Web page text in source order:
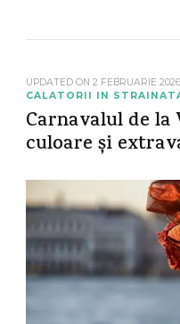
UPDATED ON 2 FEBRUARIE 2026
CALATORII IN
Carnavalul de la
culoare și